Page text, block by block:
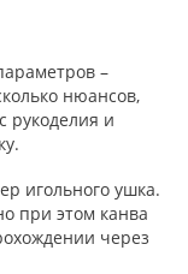
–
нюансов,
рукоделия и
игольного ушка.
при этом канва
через